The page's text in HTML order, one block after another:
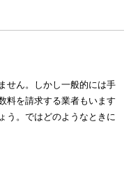
せん。しかし一般的には手
料を請求する業者もいます
う。ではどのようなときに